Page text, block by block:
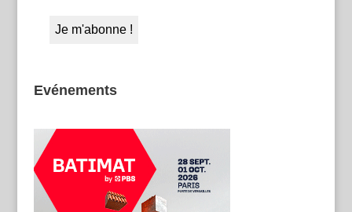
Evénements